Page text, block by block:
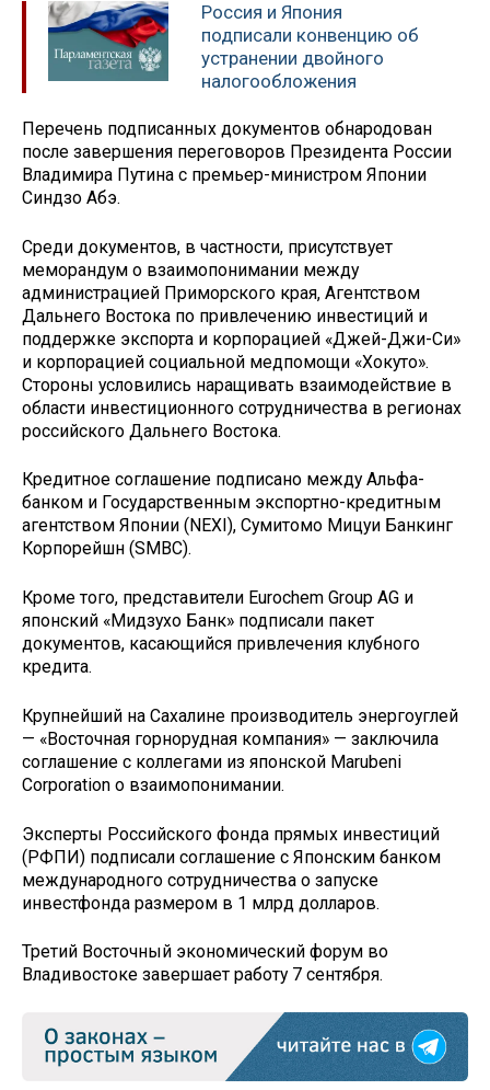
Россия и Япония
подписали конвенцию об
устранении двойного
налогообложения
Перечень подписанных документов обнародован
после завершения переговоров Президента России
Владимира Путина с премьер-министром Японии
Синдзо Абэ.
Среди документов, в частности, присутствует
меморандум о взаимопонимании между
администрацией Приморского края, Агентством
Дальнего Востока по привлечению инвестиций и
поддержке экспорта и корпорацией «Джей-Джи-Си»
и корпорацией социальной медпомощи «Хокуто».
Стороны условились наращивать взаимодействие в
области инвестиционного сотрудничества в регионах
российского Дальнего Востока.
Кредитное соглашение подписано между Альфа-
банком и Государственным экспортно-кредитным
агентством Японии (NEXI), Сумитомо Мицуи Банкинг
Корпорейшн (SMBC).
Кроме того, представители Eurochem Group AG и
японский «Мидзухо Банк» подписали пакет
документов, касающийся привлечения клубного
кредита.
Крупнейший на Сахалине производитель энергоуглей
— «Восточная горнорудная компания» — заключила
соглашение с коллегами из японской Marubeni
Corporation о взаимопонимании.
Эксперты Российского фонда прямых инвестиций
(РФПИ) подписали соглашение с Японским банком
международного сотрудничества о запуске
инвестфонда размером в 1 млрд долларов.
Третий Восточный экономический форум во
Владивостоке завершает работу 7 сентября.